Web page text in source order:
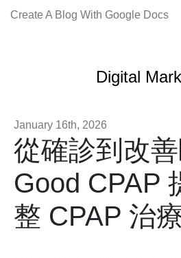
Create A Blog With Google Docs
Digital
January 16th, 2026
從確診到改善
Good CPAP
整 CPAP 治